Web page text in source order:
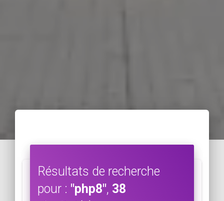
Résultats de recherche
pour : "php8", 38